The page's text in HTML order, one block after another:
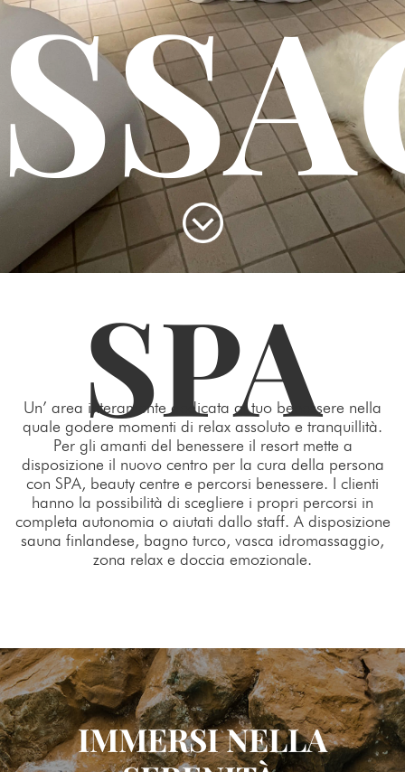
SPA
Un’ area interamente dedicata al tuo benessere nella
quale godere momenti di relax assoluto e tranquillità.
Per gli amanti del benessere il resort mette a
disposizione il nuovo centro per la cura della persona
con SPA, beauty centre e percorsi benessere. I clienti
hanno la possibilità di scegliere i propri percorsi in
completa autonomia o aiutati dallo staff. A disposizione
sauna finlandese, bagno turco, vasca idromassaggio,
zona relax e doccia emozionale.
IMMERSI NELLA